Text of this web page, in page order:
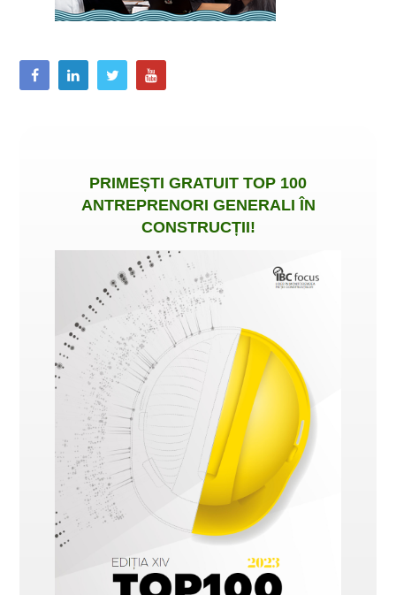
PRIMEȘTI GRATUIT TOP 100
ANTREPRENORI GENERALI ÎN
CONSTRUCȚII!